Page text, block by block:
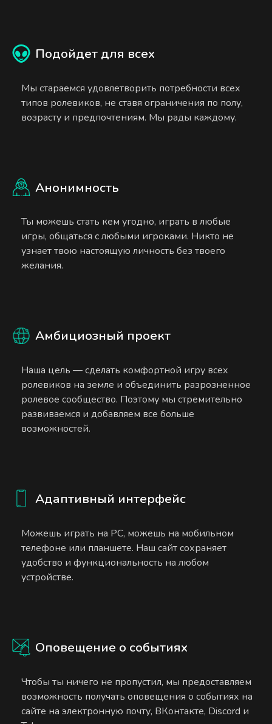
Подойдет для всех
Мы стараемся удовлетворить потребности всех
типов ролевиков, не ставя ограничения по полу,
возрасту и предпочтениям. Мы рады каждому.
Анонимность
Ты можешь стать кем угодно, играть в любые
игры, общаться с любыми игроками. Никто не
узнает твою настоящую личность без твоего
желания.
Амбициозный проект
Наша цель — сделать комфортной игру всех
ролевиков на земле и объединить разрозненное
ролевое сообщество. Поэтому мы стремительно
развиваемся и добавляем все больше
возможностей.
Адаптивный интерфейс
Можешь играть на PC, можешь на мобильном
телефоне или планшете. Наш сайт сохраняет
удобство и функциональность на любом
устройстве.
Оповещение о событиях
Чтобы ты ничего не пропустил, мы предоставляем
возможность получать оповещения о событиях на
сайте на электронную почту, ВКонтакте, Discord и